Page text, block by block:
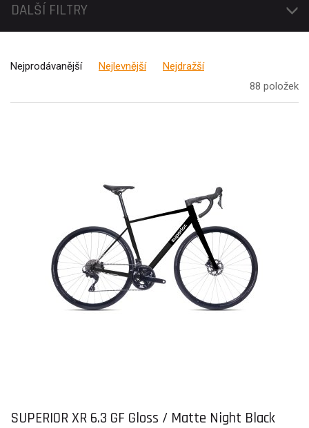
DALŠÍ FILTRY
Nejprodávanější Nejlevnější
Nejdražší
88 položek
SUPERIOR XR 6.3 GF Gloss / Matte Night Black